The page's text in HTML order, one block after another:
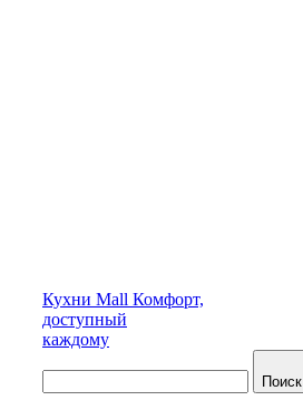
Кухни Mall Комфорт,
доступный
каждому
Поиск